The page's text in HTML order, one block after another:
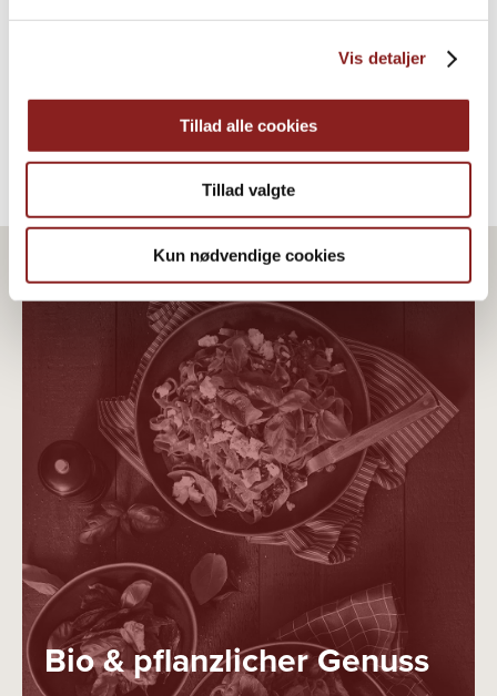
Vis detaljer
Tillad alle cookies
Tillad valgte
Kun nødvendige cookies
Bio & pflanzlicher Genuss